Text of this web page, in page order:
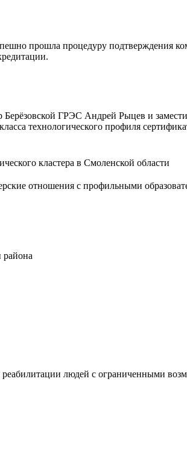
прошла процедуру подтверждения
ГРЭС Андрей Рыцев и
технологического профиля
кластера в Смоленской области
отношения с профильными
людей с ограниченными